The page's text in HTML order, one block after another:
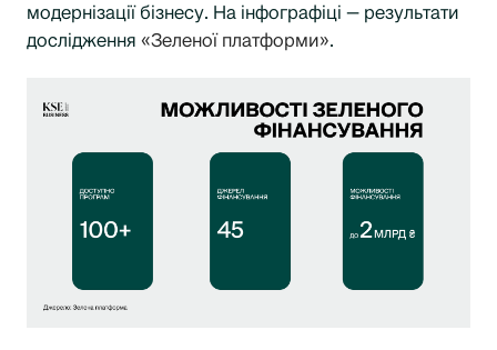
модернізації бізнесу. На інфографіці — результати
дослідження «Зеленої платформи».